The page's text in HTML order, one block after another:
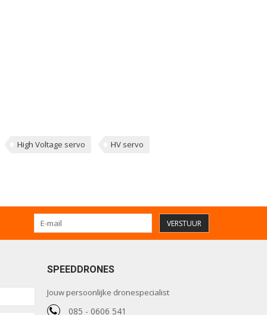
High Voltage servo HV servo
VERSTUUR
SPEEDDRONES
Jouw persoonlijke dronespecialist
085 - 0606 541